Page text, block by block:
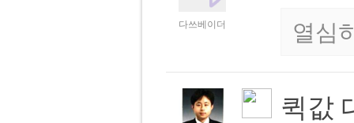
다쓰베이더 열심
퀵값